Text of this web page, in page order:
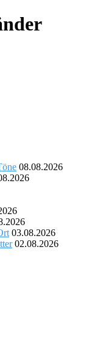
08.08.2026
03.08.2026
02.08.2026